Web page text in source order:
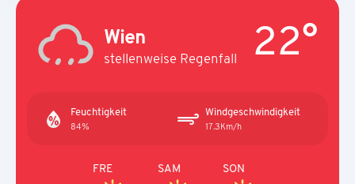
Wien
stellenweise Regenfall 22°
Feuchtigkeit
84%
Windgeschwindigkeit
17.3Km/h
FRE SAM SON